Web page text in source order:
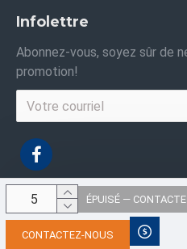
ÉPUISÉ —
CONTACTEZ-NOUS
Infolettre
Abonnez-vous, soyez sûr de
promotion!
Droits d'auteur © 2021, Sacs